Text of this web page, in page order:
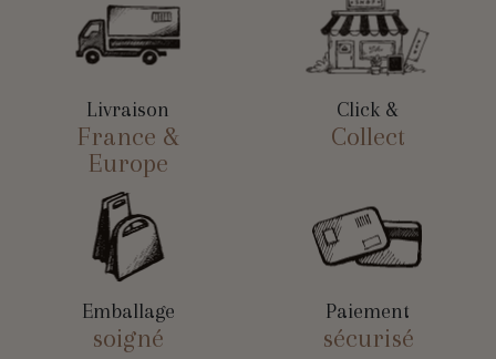
Livraison
France &
Europe
Click &
Collect
Emballage
soigné
Paiement
sécurisé